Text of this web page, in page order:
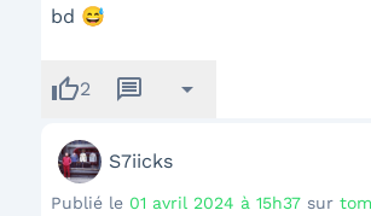
bd 😅
thumb_up2 message arrow_drop_down
S7iicks
Publié le 01 avril 2024 à 15h37 sur